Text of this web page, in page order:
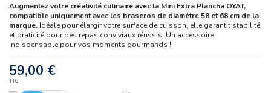
Augmentez votre créativité culinaire avec la Mini Extra Plancha OYAT,
compatible uniquement avec les braseros de diamètre 58 et 68 cm de la
marque. Idéale pour élargir votre surface de cuisson, elle garantit stabilité
et praticité pour des repas conviviaux réussis. Un accessoire
indispensable pour vos moments gourmands !
59,00 €
TTC